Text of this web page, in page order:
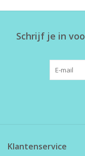
Herensokken
Schrijf je in
Klantenservice